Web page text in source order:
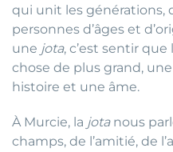
qui unit les générations,
personnes d’âges et
une jota, c’est sentir
chose de plus grand,
histoire et une âme.
À Murcie, la jotanous
champs, de l’amitié, de